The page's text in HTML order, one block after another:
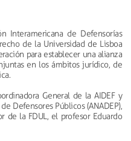
Interamericana de Defensorías
de la Universidad de Lisboa
para establecer una alianza
en los ámbitos jurídico, de
General de la AIDEF y
Defensores Públicos (ANADEP),
de la FDUL, el profesor Eduardo